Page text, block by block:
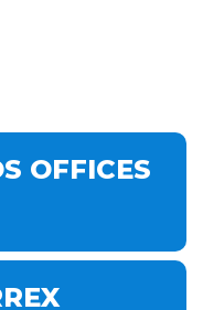
OFFICES